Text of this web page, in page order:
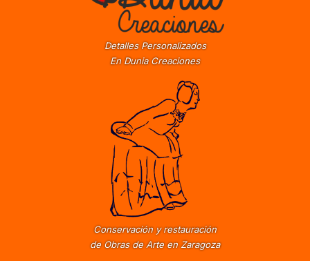
Detalles Personalizados
En Dunia Creaciones
Conservación y restauración
de Obras de Arte en Zaragoza